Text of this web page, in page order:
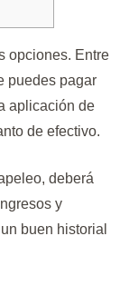
opciones. Entre
puedes pagar
aplicación de
de efectivo.
deberá
y
buen historial